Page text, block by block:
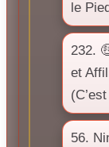
le
232.
et
56.